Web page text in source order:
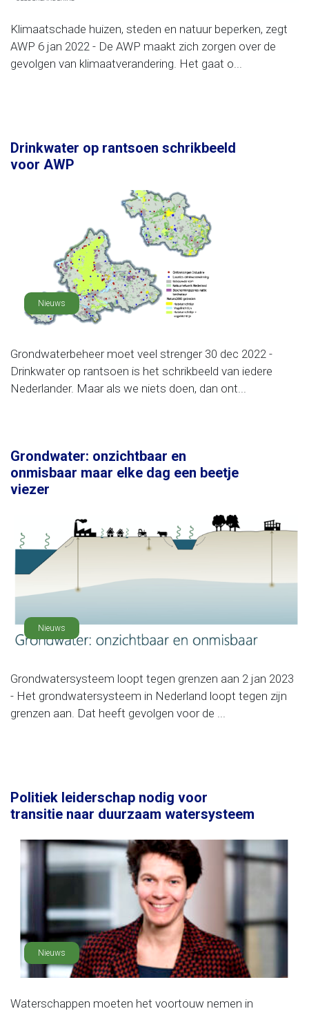
Klimaatschade huizen, steden en natuur beperken, zegt
AWP 6 jan 2022 - De AWP maakt zich zorgen over de
gevolgen van klimaatverandering. Het gaat o...
Drinkwater op rantsoen schrikbeeld
voor AWP
Nieuws
Grondwaterbeheer moet veel strenger 30 dec 2022 -
Drinkwater op rantsoen is het schrikbeeld van iedere
Nederlander. Maar als we niets doen, dan ont...
Grondwater: onzichtbaar en
onmisbaar maar elke dag een beetje
viezer
Nieuws
Grondwatersysteem loopt tegen grenzen aan 2 jan 2023
- Het grondwatersysteem in Nederland loopt tegen zijn
grenzen aan. Dat heeft gevolgen voor de ...
Politiek leiderschap nodig voor
transitie naar duurzaam watersysteem
Nieuws
Waterschappen moeten het voortouw nemen in